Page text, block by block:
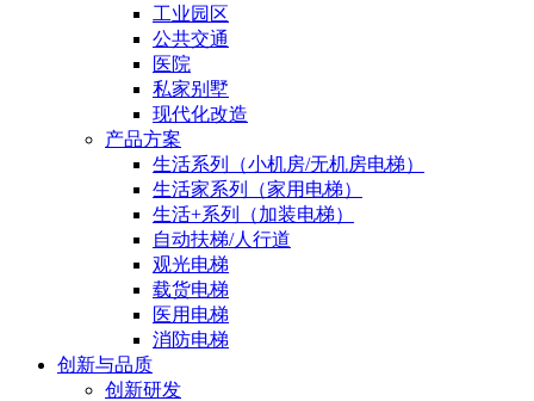
工业园区
公共交通
医院
私家别墅
现代化改造
产品方案
生活系列（小机房/无机房电梯）
生活家系列（家用电梯）
生活+系列（加装电梯）
自动扶梯/人行道
观光电梯
载货电梯
医用电梯
消防电梯
创新与品质
创新研发